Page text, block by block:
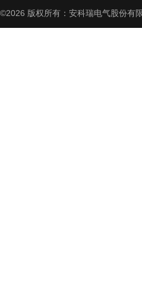
©2026 版权所有：安科瑞电气股份有